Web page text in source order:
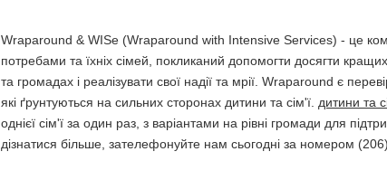
Wraparound & WISe (Wraparound with Intensive Services) - це
потребами та їхніх сімей, покликаний допомогти досягти
та громадах і реалізувати свої надії та мрії. Wraparound є
які ґрунтуються на сильних сторонах дитини та сім'ї. дитини та
однієї сім'ї за один раз, з варіантами на рівні громади для
дізнатися більше, зателефонуйте нам сьогодні за номером